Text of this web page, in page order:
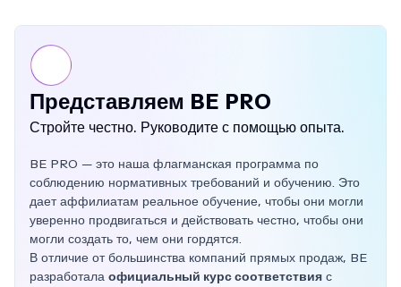
Представляем BE PRO
Стройте честно. Руководите с помощью опыта.
BE PRO — это наша флагманская программа по
соблюдению нормативных требований и обучению. Это
дает аффилиатам реальное обучение, чтобы они могли
уверенно продвигаться и действовать честно, чтобы они
могли создать то, чем они гордятся.
В отличие от большинства компаний прямых продаж, BE
разработала официальный курс соответствия с